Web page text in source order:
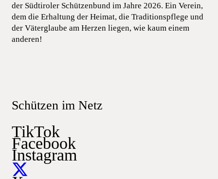
der Südtiroler Schützenbund im Jahre 2026. Ein Verein,
dem die Erhaltung der Heimat, die Traditionspflege und
der Väterglaube am Herzen liegen, wie kaum einem
anderen!
Schützen im Netz
TikTok
Facebook
Instagram